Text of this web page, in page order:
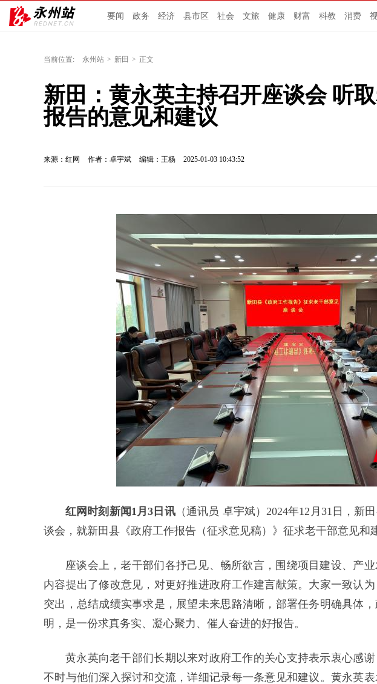
要闻 政务 经济 县市区 社会 文旅 健康 财富 科教 消费
当前位置: 永州站 > 新田 > 正文
新田：黄永英主持召开座谈会 听
报告的意见和建议
来源：红网 作者：卓宇斌 编辑：王杨 2025-01-03 10:43:52
红网时刻新闻1月3日讯（通讯员 卓宇斌）2024年12月31日，新
谈会，就新田县《政府工作报告（征求意见稿）》征求老干部意见和
座谈会上，老干部们各抒己见、畅所欲言，围绕项目建设、产
内容提出了修改意见，对更好推进政府工作建言献策。大家一致认
突出，总结成绩实事求是，展望未来思路清晰，部署任务明确具体
明，是一份求真务实、凝心聚力、催人奋进的好报告。
黄永英向老干部们长期以来对政府工作的关心支持表示衷心感
不时与他们深入探讨和交流，详细记录每一条意见和建议。黄永英